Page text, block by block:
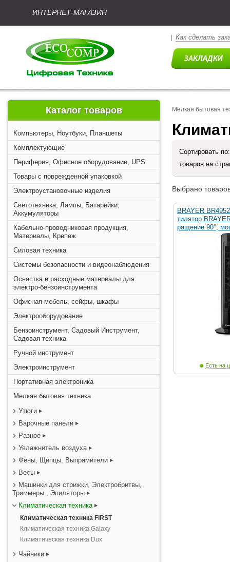
ИНТЕРНЕТ-МАГАЗИН
Как сделать
Каталог товаров
Компьютеры, Ноутбуки, Планшеты
Комплектующие
Периферия, Офисное оборудование, UPS
Товары с поврежденной упаковкой
Электроустановочные изделия
Светотехника, Лампы, Батарейки,
Аккумуляторы
Кабельно-проводниковая продукция,
Материалы, Крепеж
Силовая техника
Системы безопасности и видеонаблюдения
Оснастка и расходные материалы для
электро-бензоинструмента
Офисная мебель, сейфы, шкафы
Электрооборудование
Бензоинструмент, Садовый Инструмент,
Садовая техника
Ручной инструмент
Электроинструмент
Портативная электроника
Мелкая бытовая техника
Утюги
Варочные панели
Разное
Увлажнитель воздуха
Фены, Щипцы, Выпрямители
Весы
Машинки для стрижки, Электробритвы,
Триммеры , Эпиляторы
Климатическая техника
Климатическая техника FIRST
Климатическая техника Galaxy
Климатическая техника Dux
Чайники
Мелкая бытовая
Сортировать
товаров на
Выбрано
BRAYER
тилятор
ращение 90°,
Есть на